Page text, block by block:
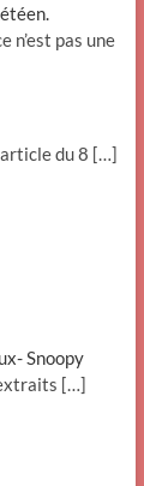
n’est pas une
du 8 […]
Snoopy
[…]